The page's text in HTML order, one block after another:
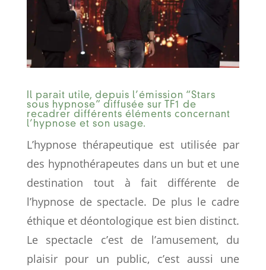
Il parait utile, depuis l’émission “Stars
sous hypnose” diffusée sur TF1 de
recadrer différents éléments concernant
l’hypnose et son usage.
L’hypnose thérapeutique est utilisée par
des hypnothérapeutes dans un but et une
destination tout à fait différente de
l’hypnose de spectacle. De plus le cadre
éthique et déontologique est bien distinct.
Le spectacle c’est de l’amusement, du
plaisir pour un public, c’est aussi une